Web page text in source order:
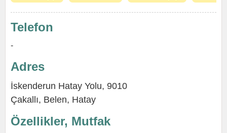
Telefon
-
Adres
İskenderun Hatay Yolu, 9010
Çakallı, Belen, Hatay
Özellikler, Mutfak